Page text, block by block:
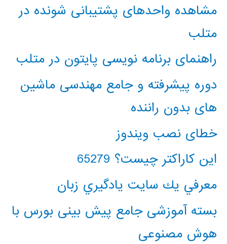
مشاهده واحدهای پشتیبانی شونده در
متلب
راهنمای برنامه نویسی پایتون در متلب
دوره پیشرفته و جامع مهندسی ماشین
های بدون راننده
خطای نصب ویندوز
این کاراکتر چیست؟ 65279
معرفي يك سايت يادگيري زبان
بسته آموزشی جامع پیش بینی بورس با
هوش مصنوعی